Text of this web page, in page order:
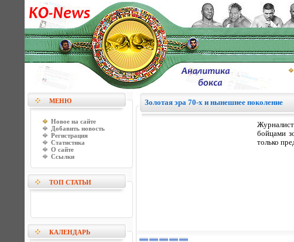
МЕНЮ
Новое на сайте
Добавить новость
Регистрация
Статистика
О сайте
Ссылки
ТОП СТАТЬИ
КАЛЕНДАРЬ
Золотая эра 70-х и нынешнее поколение
бойцами
только